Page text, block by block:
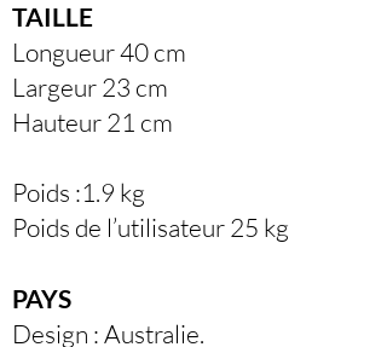
TAILLE
Longueur 40 cm
Largeur 23 cm
Hauteur 21 cm
Poids :1.9 kg
Poids de l’utilisateur 25 kg
PAYS
Design : Australie.